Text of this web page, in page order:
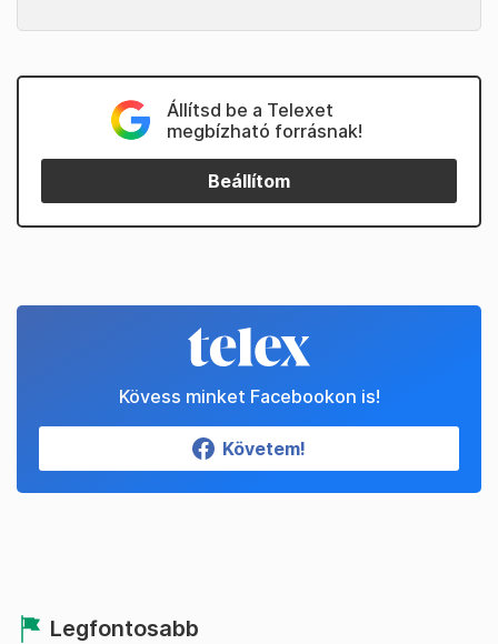
Állítsd be a Telexet
megbízható forrásnak!
Beállítom
Kövess minket Facebookon is!
Követem!
Legfontosabb